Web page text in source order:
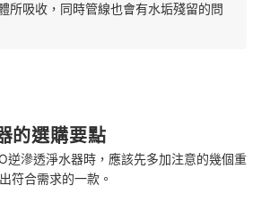
所吸收，同時管線也會有水垢殘留的問
的選購要點
逆滲透淨水器時，應該先多加注意的幾個重
符合需求的一款。